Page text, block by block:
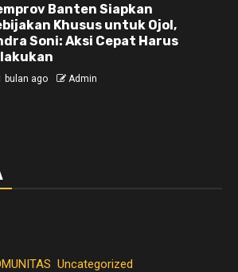
Banten Siapkan
Khusus untuk Ojol,
Soni: Aksi Cepat Harus
bulan ago Admin
Uncategorized